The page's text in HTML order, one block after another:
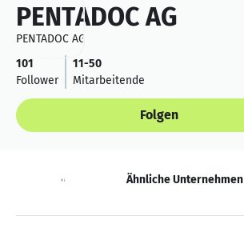
PENTADOC AG
PENTADOC AG
101
Follower
11-50
Mitarbeitende
Folgen
Neuigkeiten Ähnliche Unternehmen